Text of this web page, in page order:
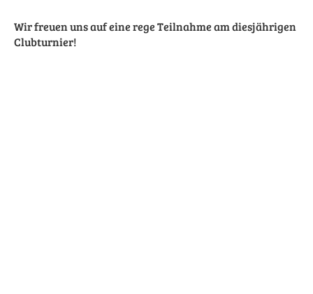
Wir freuen uns auf eine rege Teilnahme am diesjährigen
Clubturnier!